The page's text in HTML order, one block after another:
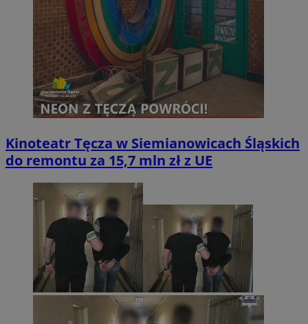
Kinoteatr Tęcza w Siemianowicach Śląskich
do remontu za 15,7 mln zł z UE